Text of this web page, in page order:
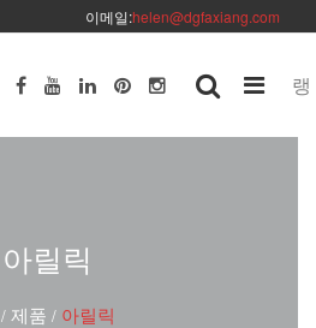
이메일:helen@dgfaxiang.com
랭
아릴릭
/ 제품 / 아릴릭